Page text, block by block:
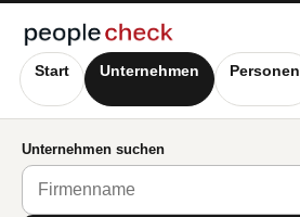
Start Unternehmen Personen
Unternehmen suchen